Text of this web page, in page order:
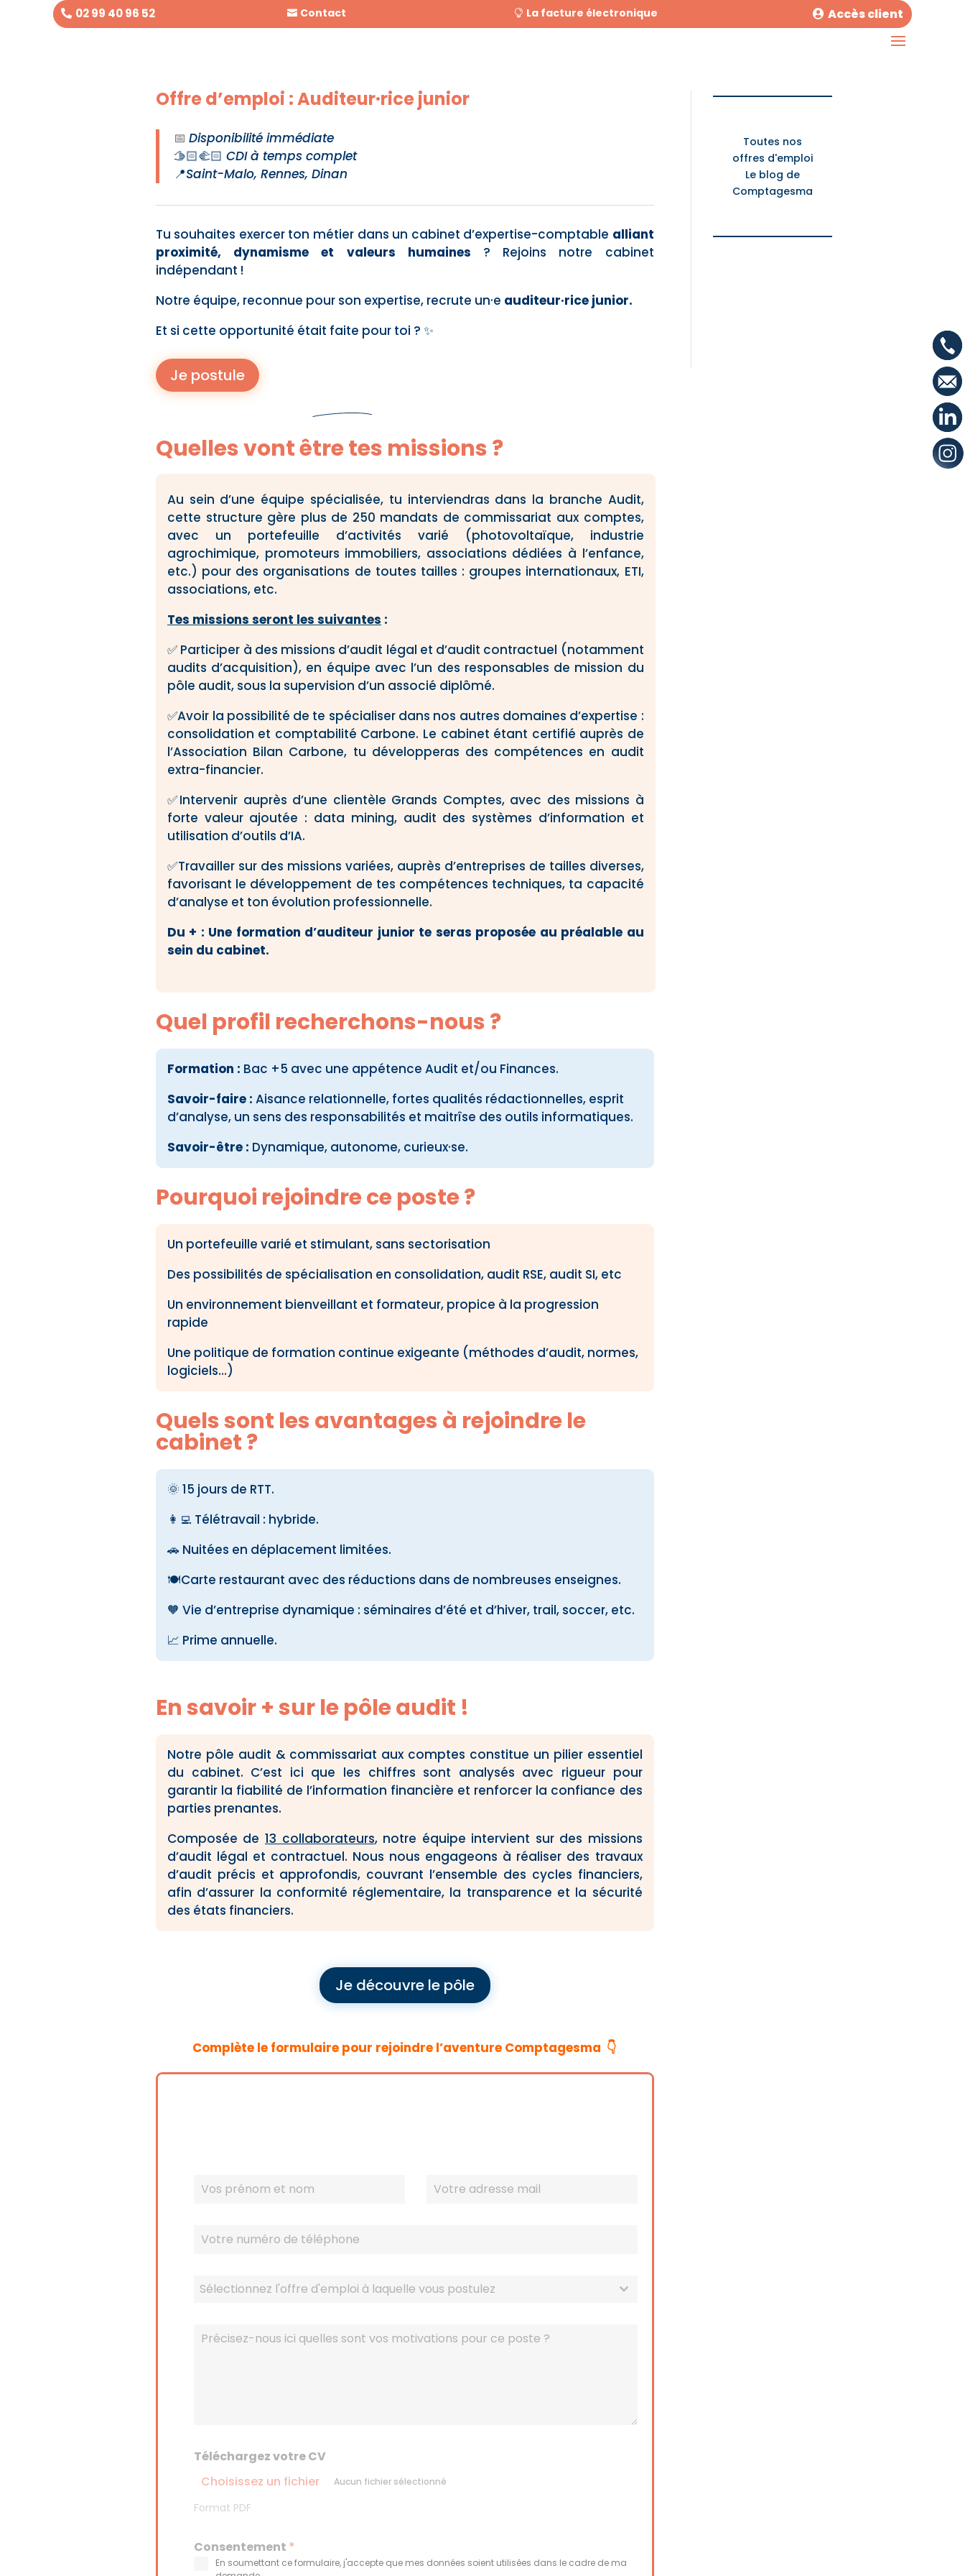
02 99 40 96 52 Contact La facture électronique Accès client
Offre d’emploi : Auditeur·rice junior
📅 Disponibilité immédiate
🫱🏻‍🫲🏻 CDI à temps complet
📍Saint-Malo, Rennes, Dinan
Tu souhaites exercer ton métier dans un cabinet d’expertise-comptable alliant
proximité, dynamisme et valeurs humaines ? Rejoins notre cabinet
indépendant !
Notre équipe, reconnue pour son expertise, recrute un·e auditeur·rice junior.
Et si cette opportunité était faite pour toi ? ✨
Je postule
Quelles vont être tes missions ?
Au sein d’une équipe spécialisée, tu interviendras dans la branche Audit,
cette structure gère plus de 250 mandats de commissariat aux comptes,
avec un portefeuille d’activités varié (photovoltaïque, industrie
agrochimique, promoteurs immobiliers, associations dédiées à l’enfance,
etc.) pour des organisations de toutes tailles : groupes internationaux, ETI,
associations, etc.
Tes missions seront les suivantes :
✅ Participer à des missions d’audit légal et d’audit contractuel (notamment
audits d’acquisition), en équipe avec l’un des responsables de mission du
pôle audit, sous la supervision d’un associé diplômé.
✅Avoir la possibilité de te spécialiser dans nos autres domaines d’expertise :
consolidation et comptabilité Carbone. Le cabinet étant certifié auprès de
l’Association Bilan Carbone, tu développeras des compétences en audit
extra-financier.
✅Intervenir auprès d’une clientèle Grands Comptes, avec des missions à
forte valeur ajoutée : data mining, audit des systèmes d’information et
utilisation d’outils d’IA.
✅Travailler sur des missions variées, auprès d’entreprises de tailles diverses,
favorisant le développement de tes compétences techniques, ta capacité
d’analyse et ton évolution professionnelle.
Du + : Une formation d’auditeur junior te seras proposée au préalable au
sein du cabinet.
Quel profil recherchons-nous ?
Formation : Bac +5 avec une appétence Audit et/ou Finances.
Savoir-faire : Aisance relationnelle, fortes qualités rédactionnelles, esprit
d’analyse, un sens des responsabilités et maitrîse des outils informatiques.
Savoir-être : Dynamique, autonome, curieux·se.
Pourquoi rejoindre ce poste ?
Un portefeuille varié et stimulant, sans sectorisation
Des possibilités de spécialisation en consolidation, audit RSE, audit SI, etc
Un environnement bienveillant et formateur, propice à la progression
rapide
Une politique de formation continue exigeante (méthodes d’audit, normes,
logiciels…)
Quels sont les avantages à rejoindre le
cabinet ?
🌞 15 jours de RTT.
👩‍💻 Télétravail : hybride.
🚗 Nuitées en déplacement limitées.
🍽️Carte restaurant avec des réductions dans de nombreuses enseignes.
🧡 Vie d’entreprise dynamique : séminaires d’été et d’hiver, trail, soccer, etc.
📈 Prime annuelle.
En savoir + sur le pôle audit !
Notre pôle audit & commissariat aux comptes constitue un pilier essentiel
du cabinet. C’est ici que les chiffres sont analysés avec rigueur pour
garantir la fiabilité de l’information financière et renforcer la confiance des
parties prenantes.
Composée de 13 collaborateurs, notre équipe intervient sur des missions
d’audit légal et contractuel. Nous nous engageons à réaliser des travaux
d’audit précis et approfondis, couvrant l’ensemble des cycles financiers,
afin d’assurer la conformité réglementaire, la transparence et la sécurité
des états financiers.
Je découvre le pôle
Complète le formulaire pour rejoindre l’aventure Comptagesma 👇
activer
Sélectionnez l'offre d'emploi à laquelle vous postulez
Téléchargez votre CV
Choisissez un fichier
Aucun fichier sélectionné
Format PDF
Consentement *
En soumettant ce formulaire, j'accepte que mes données soient utilisées dans le cadre de ma
Toutes nos
offres d'emploi
Le blog de
Comptagesma